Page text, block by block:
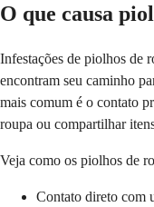
O que causa
Infestações de piolhos de
encontram seu caminho
mais comum é o contato
roupa ou compartilhar
Veja como os piolhos de
Contato direto com